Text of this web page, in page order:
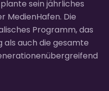
sein jährliches
MedienHafen. Die
Programm, das
als auch die gesamte